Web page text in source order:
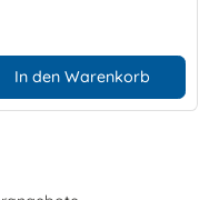
In den Warenkorb